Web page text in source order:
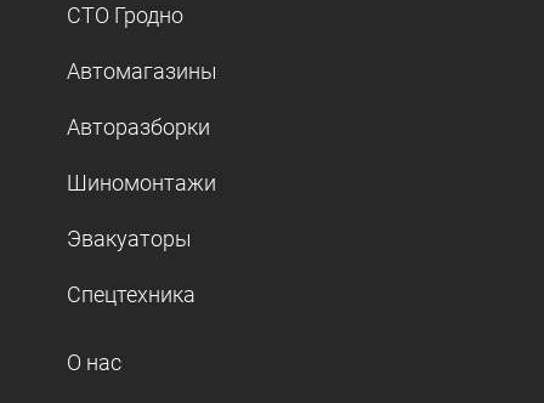
СТО Гродно
Автомагазины
Авторазборки
Шиномонтажи
Эвакуаторы
Спецтехника
О нас